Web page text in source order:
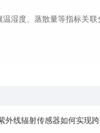
湿度、蒸散量等指标关联
外线辐射传感器如何实现